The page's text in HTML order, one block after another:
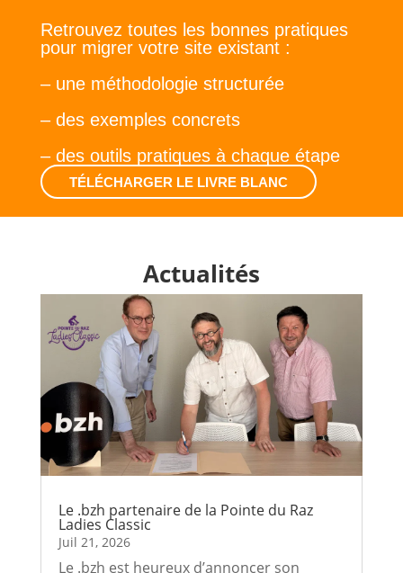
Retrouvez toutes les bonnes pratiques
pour migrer votre site existant :
– une méthodologie structurée
– des exemples concrets
– des outils pratiques à chaque étape
TÉLÉCHARGER LE LIVRE BLANC
Actualités
Le .bzh partenaire de la Pointe du Raz
Ladies Classic
Juil 21, 2026
Le .bzh est heureux d’annoncer son